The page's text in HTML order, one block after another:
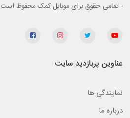
- تمامی حقوق برای موبایل کمک محفوظ است
عناوین پربازدید سایت
نمایندگی ها
درباره ما